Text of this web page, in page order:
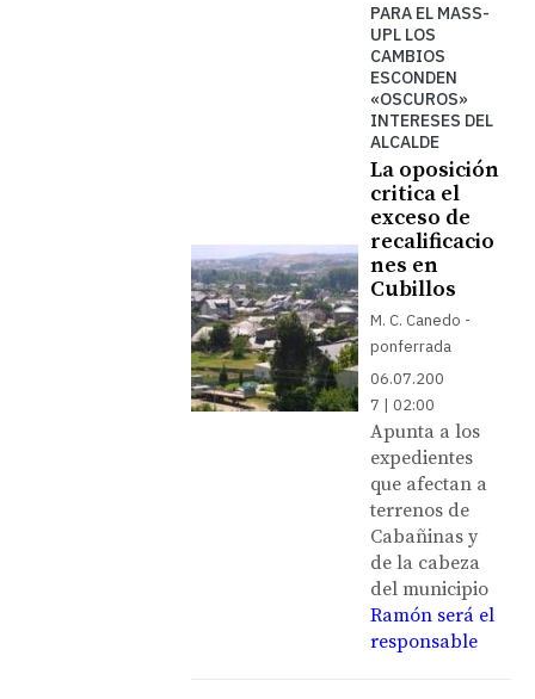
PARA EL MASS-
UPL LOS
CAMBIOS
ESCONDEN
«OSCUROS»
INTERESES DEL
ALCALDE
La oposición
critica el
exceso de
recalificacio
nes en
Cubillos
M. C. Canedo -
ponferrada
06.07.200
7 | 02:00
Apunta a los
expedientes
que afectan a
terrenos de
Cabañinas y
de la cabeza
del municipio
Ramón será el
responsable